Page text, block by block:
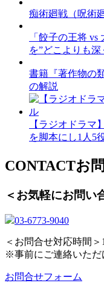
痴術廻戦（呪術
「餃子の王将
を”どこよりも深
書籍『著作物の
の解説
【ラジオドラマ
を脚本にし1人5
CONTACTお
＜お気軽にお問い
03-6773-9040
＜お問合せ対応時間
※事前にご連絡いただ
お問合せフォーム